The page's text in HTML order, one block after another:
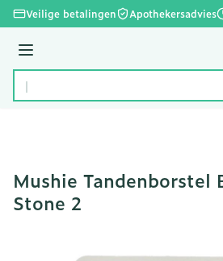
Ga naar de inhoud
Veilige betalingen Apothekersadvies
Menu
Product, merk, categorie...
Mushie Tandenborstel
Stone 2